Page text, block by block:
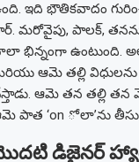
ఇది భౌతికవాదం
మరోవైపు, పాలక్,
భిన్నంగా ఉంటుంది.
ఆమె తల్లి
ఆమె తన తల్లి
పాత ‘on ోలా’ను
డిజైనర్